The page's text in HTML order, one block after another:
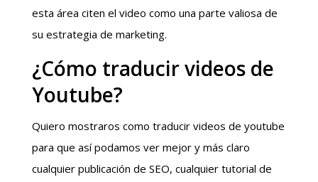
esta área citen el video como una parte valiosa de
su estrategia de marketing.
¿Cómo traducir videos de
Youtube?
Quiero mostraros como traducir videos de youtube
para que así podamos ver mejor y más claro
cualquier publicación de SEO, cualquier tutorial de